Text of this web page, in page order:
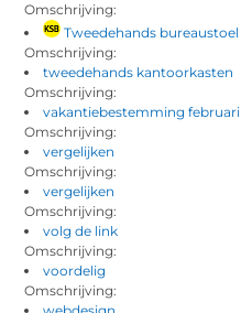
Omschrijving:
Tweedehands bureaustoel
Omschrijving:
tweedehands kantoorkasten
Omschrijving:
vakantiebestemming februari
Omschrijving:
vergelijken
Omschrijving:
vergelijken
Omschrijving:
volg de link
Omschrijving:
voordelig
Omschrijving: